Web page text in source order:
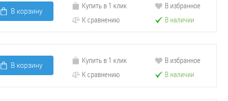
В корзину
Купить в 1 клик
К сравнению
В избранное
В наличии
В корзину
Купить в 1 клик
К сравнению
В избранное
В наличии